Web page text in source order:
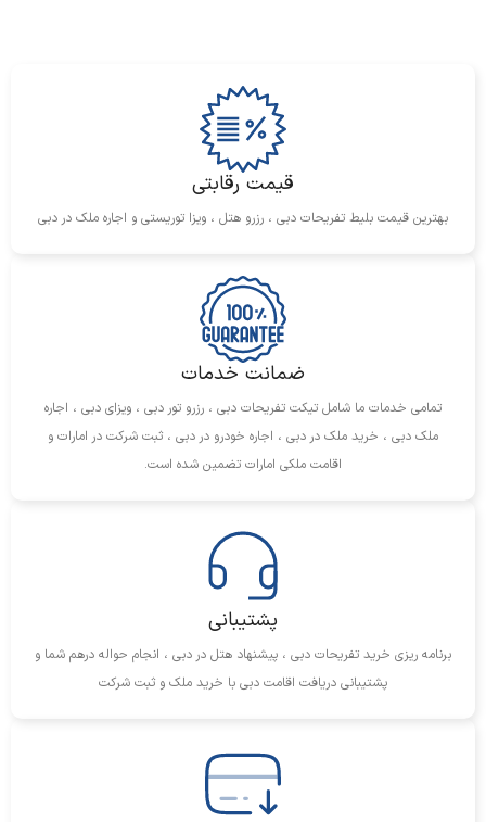
پارک ساحلی الممزر – ۵ کیلومتر
ساحل کورنیش – ۷ کیلومتر
حمل و نقل عمومی
مترو – ایستگاه ابو بکر الصدیق – ۲۵۰ متر
قطار – ایستگاه صلاح‌الدین – ۸۵۰ متر
مترو – ایستگاه صلاح‌الدین – ۹۰۰ متر
دریاچه – المجاز – ۸ کیلومتر
قیمت رقابتی
بهترین قیمت بلیط تفریحات دبی ، رزرو هتل ، ویزا توریستی و اجاره ملک در دبی
ضمانت خدمات
تمامی خدمات ما شامل تیکت تفریحات دبی ، رزرو تور دبی ، ویزای دبی ، اجاره
ملک دبی ، خرید ملک در دبی ، اجاره خودرو در دبی ، ثبت شرکت در امارات و
اقامت ملکی امارات تضمین شده است.
پشتیبانی
برنامه ریزی خرید تفریحات دبی ، پیشنهاد هتل در دبی ، انجام حواله درهم شما و
پشتیبانی دریافت اقامت دبی با خرید ملک و ثبت شرکت